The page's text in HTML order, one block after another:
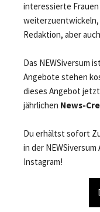
interessierte
Redaktion, aber
Das NEWSiversum
Angebote stehen
dieses Angebot
jährlichen News-
Du erhältst sofort
in der NEWSiversum
Instagram!